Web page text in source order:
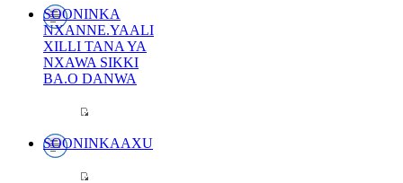
SOONINKA
NXANNE.YAALI
XILLI TANA YA
NXAWA SIKKI
BA.O DANWA
SOONINKAAXU